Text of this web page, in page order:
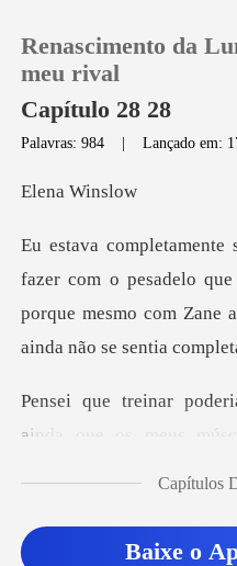
Histórico
Sair
Renascimento da
meu rival
Capítulo 28 28
Palavras: 984 |Lançado em:
a Wi
sadelo
porque mesmo com Zane
ainda que os meus
Capítulos
Baixe o